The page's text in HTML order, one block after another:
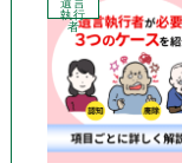
遺言
執行
者